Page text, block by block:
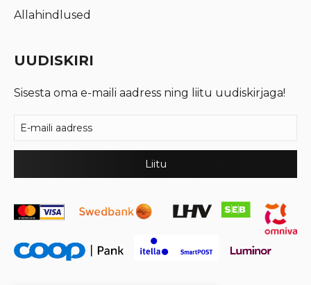
Allahindlused
UUDISKIRI
Sisesta oma e-maili aadress ning liitu uudiskirjaga!